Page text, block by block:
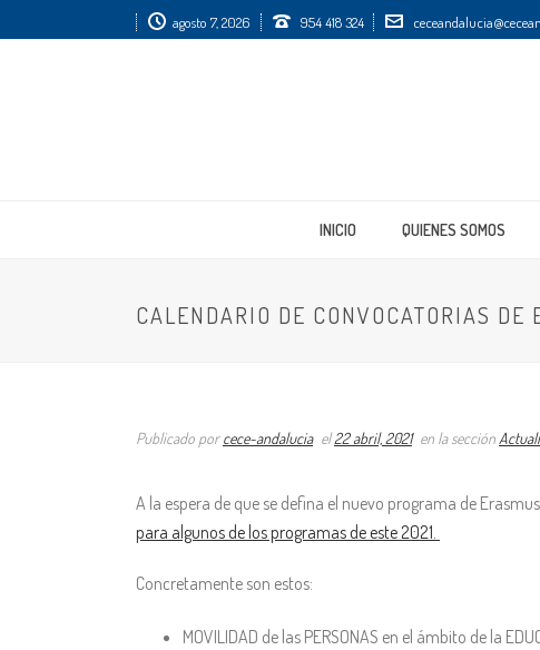
agosto 7, 2026 954 418 324
INICIO QUIENES SOMOS
CALENDARIO DE CONVOCATORIAS DE
Publicado porcece-andalucia el22 abril, 2021 en la sección
A la espera de que se defina el nuevo programa de
para algunos de los programas de este 2021.
Concretamente son estos:
MOVILIDAD de las PERSONAS en el ámbito de la